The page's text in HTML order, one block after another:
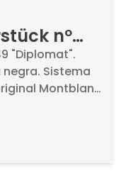
nº
"Diplomat".
Sistema
Montblanc
tinta. En